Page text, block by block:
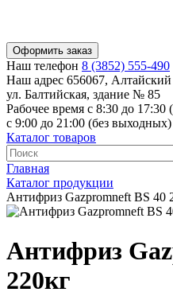
Оформить заказ
Наш телефон 8 (3852) 555-490
Наш адрес 656067, Алтайский
ул. Балтийская, здание № 85
Рабочее время с 8:30 до 17:30
с 9:00 до 21:00 (без выходных)
Каталог товаров
Главная
Каталог продукции
Антифриз Gazpromneft BS 40
Антифриз
220кг